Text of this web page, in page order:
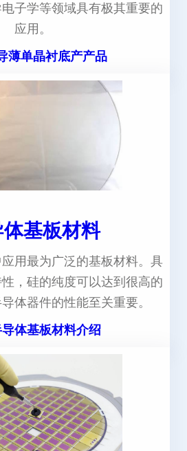
子学等领域具有极其重要的
应用。
薄单晶衬底产产品
基板材料
用最为广泛的基板材料。具
，硅的纯度可以达到很高的
体器件的性能至关重要。
体基板材料介绍